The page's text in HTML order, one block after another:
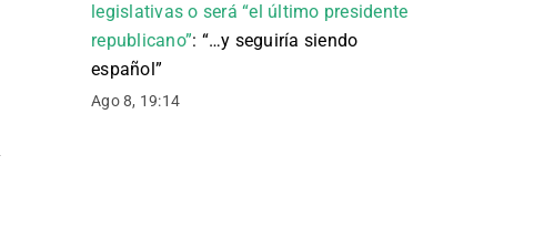
legislativas o será “el último presidente
republicano”: “…y seguiría siendo
español ”
Ago 8, 19:14